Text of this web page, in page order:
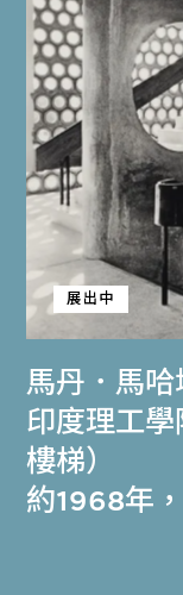
馬丹．馬哈
展出中
印度理工
樓梯）
約1968年